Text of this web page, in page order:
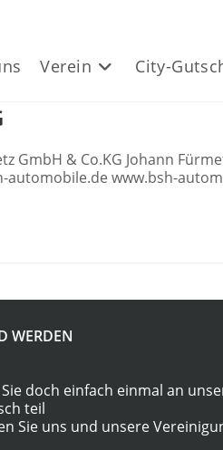
Verein City-
GmbH & Co.KG Johann
automobile.de www.bsh-
WERDEN
doch einfach einmal an
teil
Sie uns und unsere